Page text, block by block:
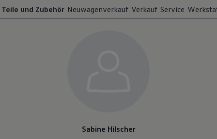
Teile und Zubehör Neuwagenverkauf Verkauf Service
Sabine Hilscher